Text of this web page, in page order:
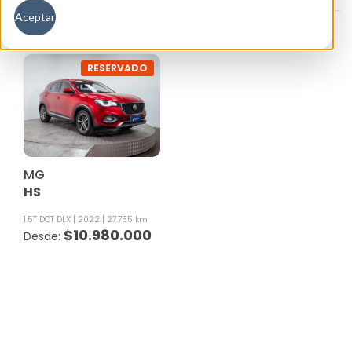
Aceptar
Filtros
RESERVADO
MG
HS
1.5T DCT DLX 2022 27.755 km
$10.980.000